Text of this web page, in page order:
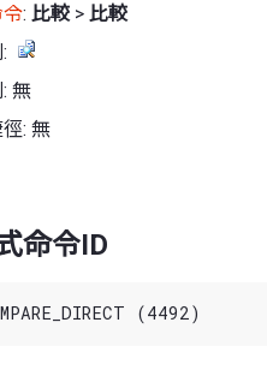
: 比較 > 比較
無
: 無
命令ID